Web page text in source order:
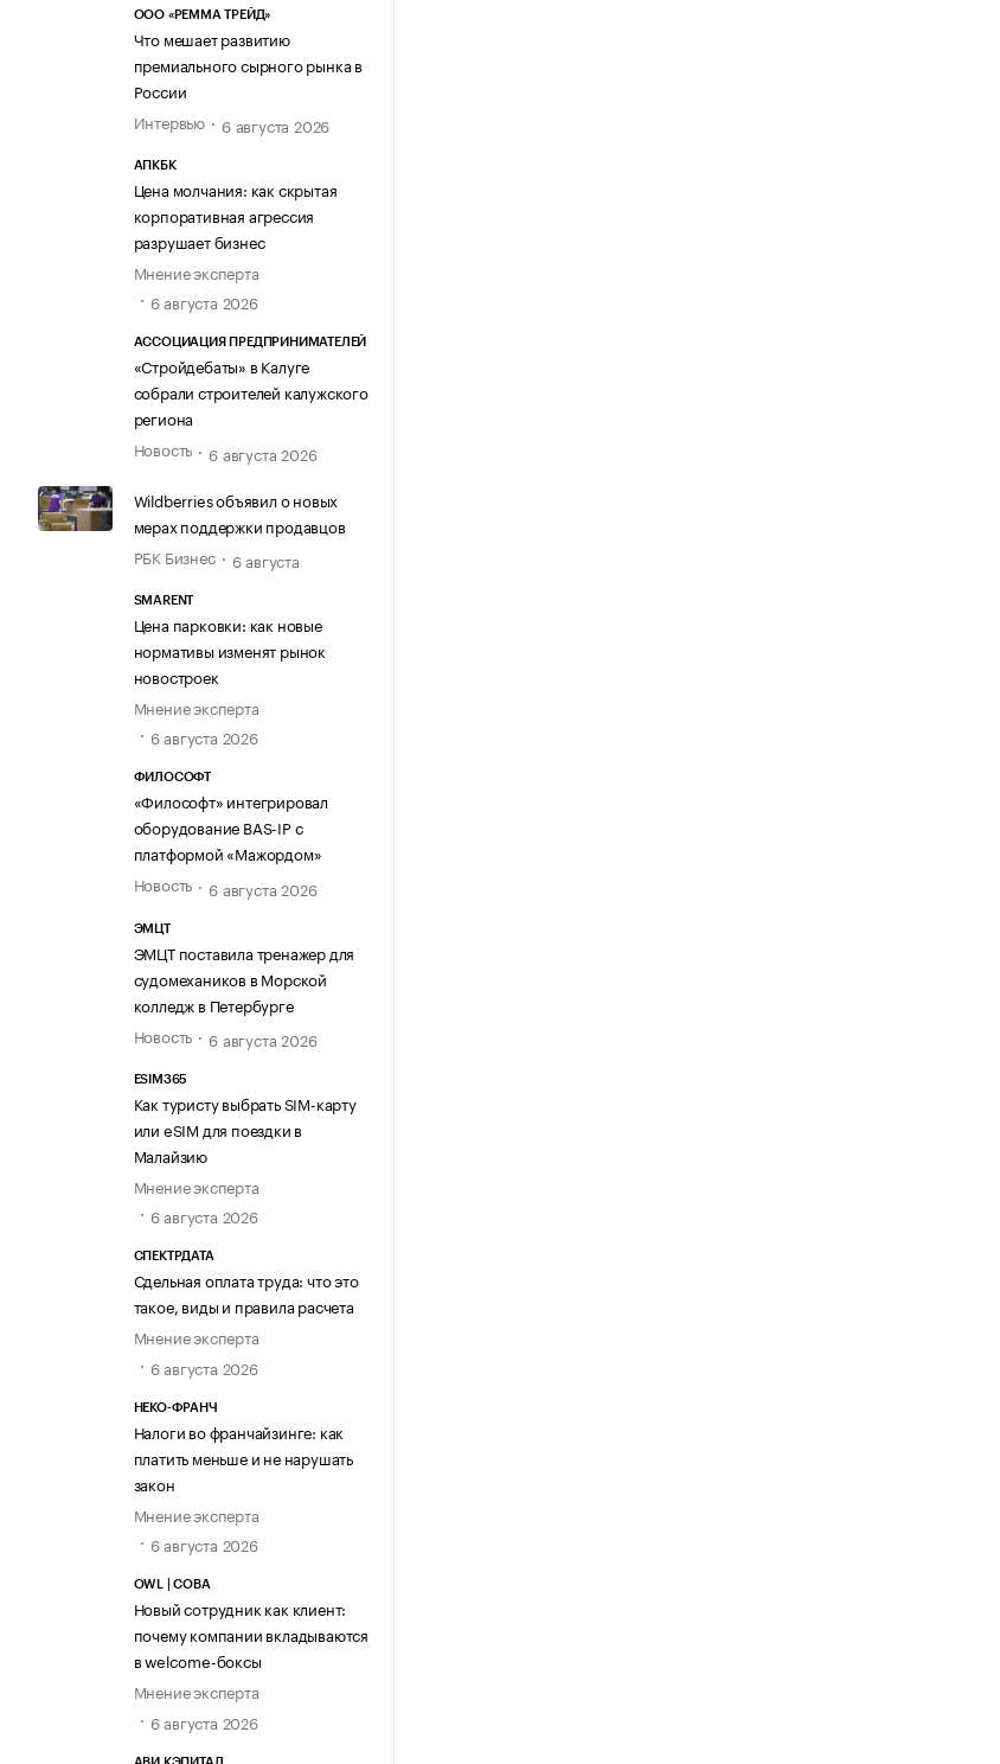
ООО «РЕММА ТРЕЙД»
Что мешает развитию
премиального сырного рынка в
России
Интервью
6 августа 2026
АПКБК
Цена молчания: как скрытая
корпоративная агрессия
разрушает бизнес
Мнение эксперта
6 августа 2026
АССОЦИАЦИЯ ПРЕДПРИНИМАТЕЛЕЙ
«Стройдебаты» в Калуге
собрали строителей калужского
региона
Новость
6 августа 2026
Wildberries объявил о новых
мерах поддержки продавцов
РБК Бизнес
6 августа
SMARENT
Цена парковки: как новые
нормативы изменят рынок
новостроек
Мнение эксперта
6 августа 2026
ФИЛОСОФТ
«Философт» интегрировал
оборудование BAS-IP с
платформой «Мажордом»
Новость
6 августа 2026
ЭМЦТ
ЭМЦТ поставила тренажер для
судомехаников в Морской
колледж в Петербурге
Новость
6 августа 2026
ESIM365
Как туристу выбрать SIM-карту
или eSIM для поездки в
Малайзию
Мнение эксперта
6 августа 2026
СПЕКТРДАТА
Сдельная оплата труда: что это
такое, виды и правила расчета
Мнение эксперта
6 августа 2026
НЕКО-ФРАНЧ
Налоги во франчайзинге: как
платить меньше и не нарушать
закон
Мнение эксперта
6 августа 2026
OWL | СОВА
Новый сотрудник как клиент:
почему компании вкладываются
в welcome-боксы
Мнение эксперта
6 августа 2026